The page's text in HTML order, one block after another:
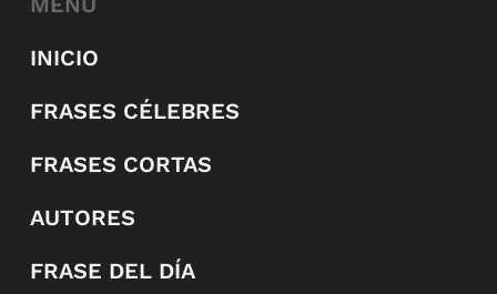
INICIO
FRASES CÉLEBRES
FRASES CORTAS
AUTORES
FRASE DEL DÍA